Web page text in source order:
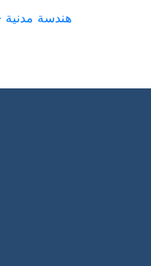
- [ VRPG-Doc-Sc] Génie civil --- هندسة مدنية